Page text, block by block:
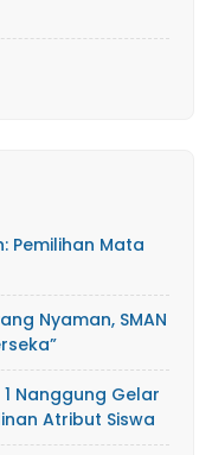
Pemilihan Mata
Nyaman, SMAN
1 Nanggung Gelar
Atribut Siswa